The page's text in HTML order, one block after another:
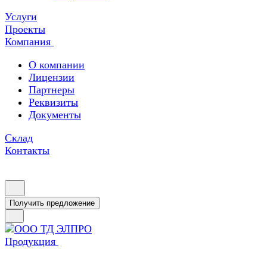
Услуги
Проекты
Компания
О компании
Лицензии
Партнеры
Реквизиты
Документы
Склад
Контакты
Получить предложение
Продукция